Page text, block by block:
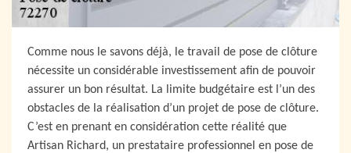
Comme nous le savons déjà, le travail de pose de clôture
nécessite un considérable investissement afin de pouvoir
assurer un bon résultat. La limite budgétaire est l’un des
obstacles de la réalisation d’un projet de pose de clôture.
C’est en prenant en considération cette réalité que
Artisan Richard, un prestataire professionnel en pose de